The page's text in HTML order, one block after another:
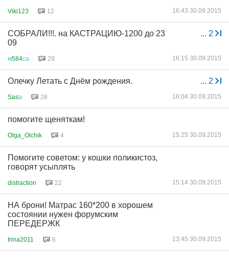
Viki123 12 16:43 30.09.2015
... 2
СОБРАЛИ!!!. на КАСТРАЦИЮ-1200 до 23
09
м584са 29 16:15 30.09.2015
... 2
Олечку Летать с Днём рождения.
Sasа 28 16:04 30.09.2015
помогите щеняткам!
Olga_Olchik 4 15:25 30.09.2015
Помогите советом: у кошки поликистоз,
говорят усыплять
distraction 22 15:14 30.09.2015
НА брони! Матрас 160*200 в хорошем
состоянии нужен форумским
ПЕРЕДЕРЖК
Irina2011 6 13:45 30.09.2015